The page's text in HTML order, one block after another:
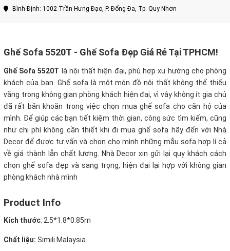
Bình Định: 1002 Trần Hưng Đạo, P. Đống Đa, Tp. Quy Nhơn
Ghế Sofa 5520T - Ghế Sofa Đẹp Giá Rẻ Tại TPHCM!
Ghế Sofa 5520T là nội thất hiện đại, phù hợp xu hướng cho phòng
khách của bạn. Ghế sofa là một món đồ nội thất không thể thiếu
vắng trong không gian phòng khách hiện đại, vì vậy không ít gia chủ
đã rất băn khoăn trong việc chọn mua ghế sofa cho căn hộ của
mình. Để giúp các bạn tiết kiệm thời gian, công sức tìm kiếm, cũng
như chi phí không cần thiết khi đi mua ghế sofa hãy đến với Nhà
Decor để được tư vấn và chọn cho mình những mẫu sofa hợp lí cả
về giá thành lẫn chất lượng. Nhà Decor xin gửi lại quy khách cách
chọn ghế sofa đẹp và sang trọng, hiện đại lại hợp với không gian
phòng khách nhà mình
Product Info
Kích thước: 2.5*1.8*0.85m
Chất liệu: Simili Malaysia.